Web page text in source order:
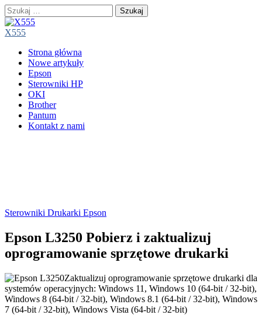
Szukaj:
X555
Main
menu
Skip
content
Strona główna
Nowe artykuły
Epson
Sterowniki HP
OKI
Brother
Pantum
Kontakt z nami
Sterowniki Drukarki Epson
Epson L3250 Pobierz i zaktualizuj
oprogramowanie sprzętowe drukarki
Zaktualizuj oprogramowanie sprzętowe drukarki dla
systemów operacyjnych: Windows 11, Windows 10 (64-bit / 32-bit),
Windows 8 (64-bit / 32-bit), Windows 8.1 (64-bit / 32-bit), Windows
7 (64-bit / 32-bit), Windows Vista (64-bit / 32-bit)